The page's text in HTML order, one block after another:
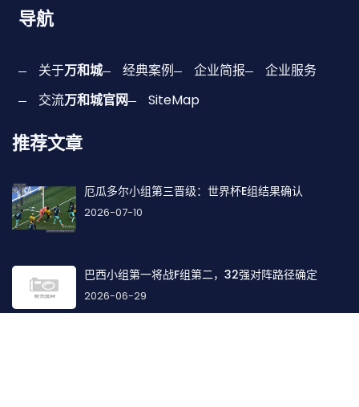
导航
关于万和城 经典案例 企业简报
企业服务
交流万和城官网 SiteMap
推荐文章
厄瓜多尔小组第三晋级：世界杯E组结果确认
2026-07-10
巴西小组第一将战F组第二，32强对阵路径确定
2026-06-29